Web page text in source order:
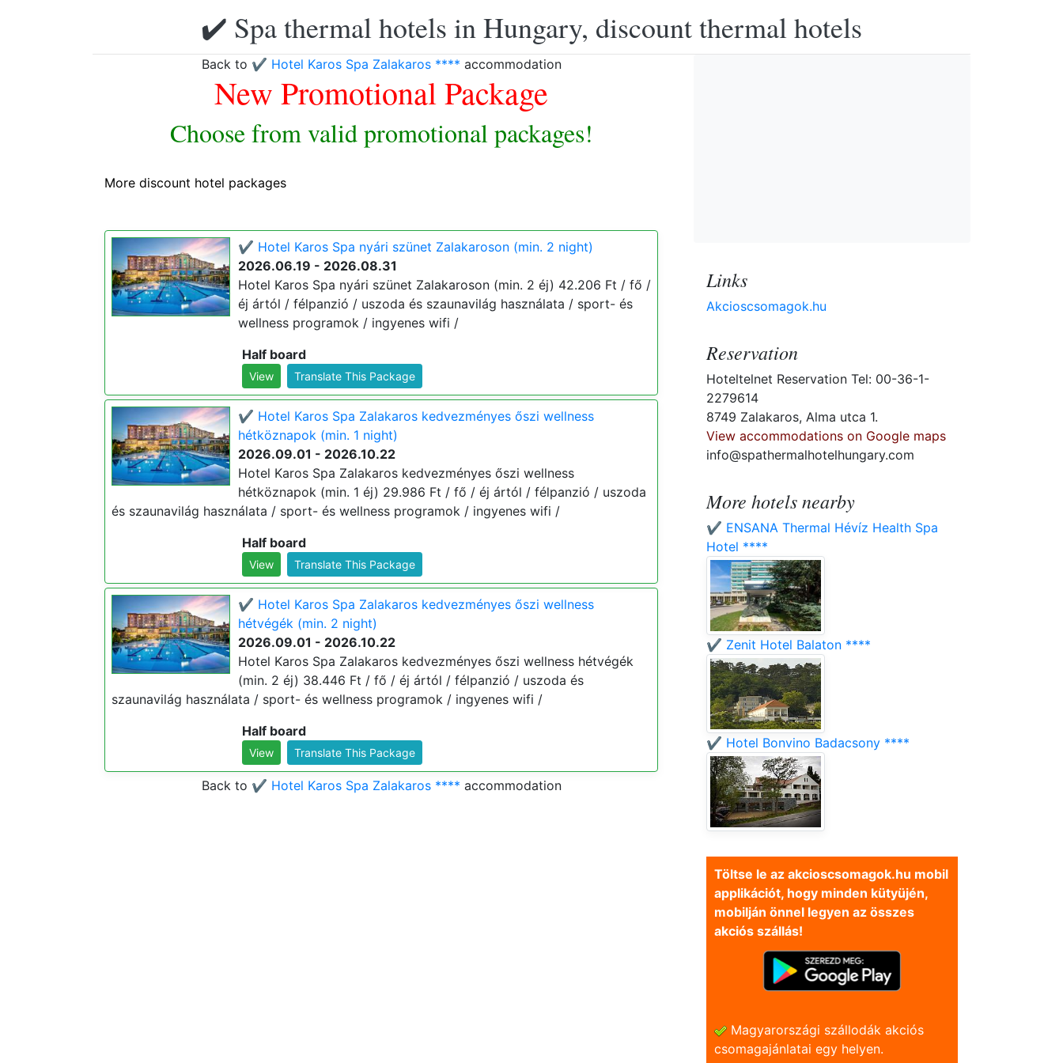
✔️ Spa thermal hotels in Hungary, discount thermal hotels
Back to ✔️ Hotel Karos Spa Zalakaros **** accommodation
New Promotional Package
Choose from valid promotional packages!
More discount hotel packages
✔️ Hotel Karos Spa nyári szünet Zalakaroson (min. 2 night)
2026.06.19 - 2026.08.31
Hotel Karos Spa nyári szünet Zalakaroson (min. 2 éj) 42.206 Ft / fő /
éj ártól / félpanzió / uszoda és szaunavilág használata / sport- és
wellness programok / ingyenes wifi /
Half board
View Translate This Package
✔️ Hotel Karos Spa Zalakaros kedvezményes őszi wellness
hétköznapok (min. 1 night)
2026.09.01 - 2026.10.22
Hotel Karos Spa Zalakaros kedvezményes őszi wellness
hétköznapok (min. 1 éj) 29.986 Ft / fő / éj ártól / félpanzió / uszoda
és szaunavilág használata / sport- és wellness programok / ingyenes wifi /
Half board
View Translate This Package
✔️ Hotel Karos Spa Zalakaros kedvezményes őszi wellness
hétvégék (min. 2 night)
2026.09.01 - 2026.10.22
Hotel Karos Spa Zalakaros kedvezményes őszi wellness hétvégék
(min. 2 éj) 38.446 Ft / fő / éj ártól / félpanzió / uszoda és
szaunavilág használata / sport- és wellness programok / ingyenes wifi /
Half board
View Translate This Package
Back to ✔️ Hotel Karos Spa Zalakaros **** accommodation
Links
Akcioscsomagok.hu
Reservation
Hoteltelnet Reservation Tel: 00-36-1-
2279614
8749 Zalakaros, Alma utca 1.
View accommodations on Google maps
info@spathermalhotelhungary.com
More hotels nearby
✔️ ENSANA Thermal Hévíz Health Spa
Hotel ****
✔️ Zenit Hotel Balaton ****
✔️ Hotel Bonvino Badacsony ****
Töltse le az akcioscsomagok.hu mobil
applikációt, hogy minden kütyüjén,
mobilján önnel legyen az összes
akciós szállás!
Magyarországi szállodák akciós
csomagajánlatai egy helyen.